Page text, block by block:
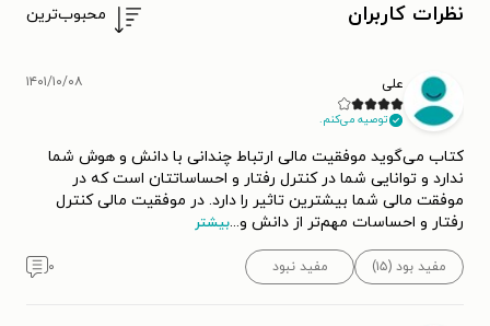
نظرات کاربران محبوب‌ترین
علی
توصیه می‌کنم.
۱۴۰۱/۱۰/۰۸
کتاب می‌گوید موفقیت مالی ارتباط چندانی با دانش و هوش شما
ندارد و توانایی شما در کنترل رفتار و احساساتتان است که در
موفقت مالی شما بیشترین تاثیر را دارد. در موفقیت مالی کنترل
رفتار و احساسات مهم‌تر از دانش و...بیشتر
مفید بود (۱۵) مفید نبود ۰